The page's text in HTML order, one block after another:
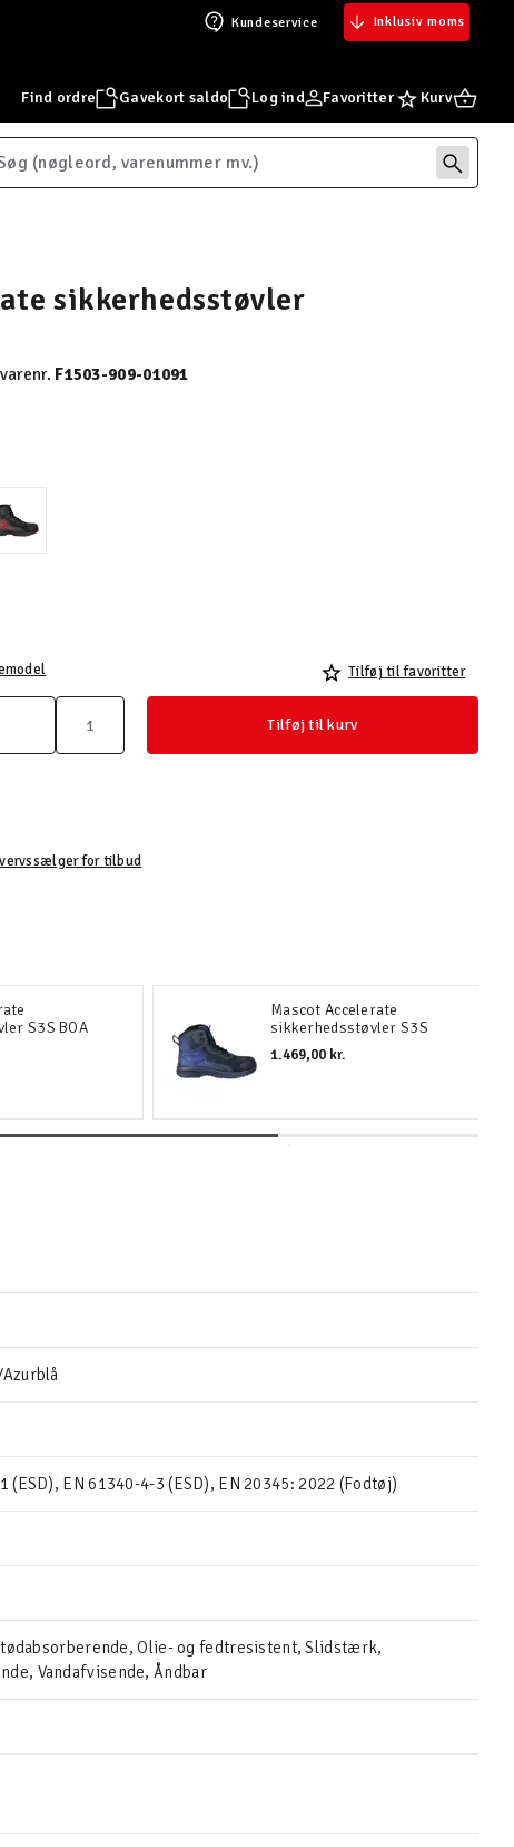
Kundeservice Inklusiv moms
Find ordre Gavekort saldo Log ind Favoritter Kurv
sikkerhedsstøvler
F1503-909-01091
Tilføj til favoritter
Tilføj til kurv
for tilbud
S3S BOA
Mascot Accelerate
sikkerhedsstøvler S3S
1.469,00 kr.
(ESD), EN 61340-4-3 (ESD), EN 20345: 2022 (Fodtøj)
Olie- og fedtresistent, Slidstærk,
Vandafvisende, Åndbar